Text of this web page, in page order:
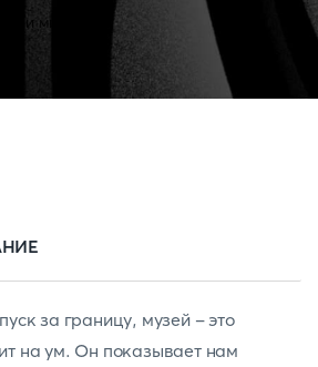
за границу, музей - это
на ум. Он показывает нам